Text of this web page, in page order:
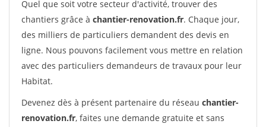
Quel que soit votre secteur d'activité, trouver des
chantiers grâce à chantier-renovation.fr. Chaque jour,
des milliers de particuliers demandent des devis en
ligne. Nous pouvons facilement vous mettre en relation
avec des particuliers demandeurs de travaux pour leur
Habitat.
Devenez dès à présent partenaire du réseau chantier-
renovation.fr, faites une demande gratuite et sans